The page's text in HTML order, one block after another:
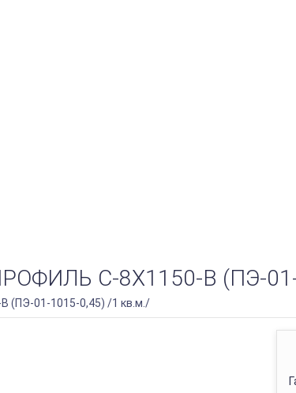
С-8Х1150-B (ПЭ-01-
(ПЭ-01-1015-0,45) /1 кв.м./